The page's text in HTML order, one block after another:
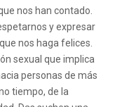
nos han contado.
y expresar
nos haga felices.
sexual que implica
personas de más
tiempo, de la